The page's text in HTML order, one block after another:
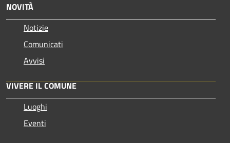
NOVITÀ
Notizie
Comunicati
Avvisi
VIVERE IL COMUNE
Luoghi
Eventi